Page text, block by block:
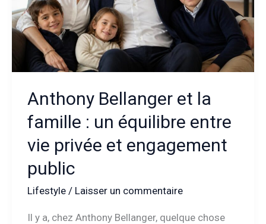
votre
paume
?
Anthony Bellanger et la
famille : un équilibre entre
vie privée et engagement
public
Lifestyle/ Laisser un commentaire
Il y a, chez Anthony Bellanger, quelque chose